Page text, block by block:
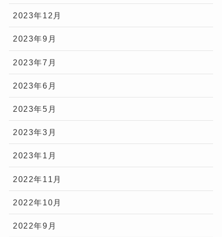
2023年12月
2023年9月
2023年7月
2023年6月
2023年5月
2023年3月
2023年1月
2022年11月
2022年10月
2022年9月